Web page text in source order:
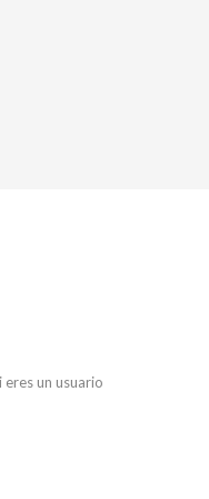
un usuario